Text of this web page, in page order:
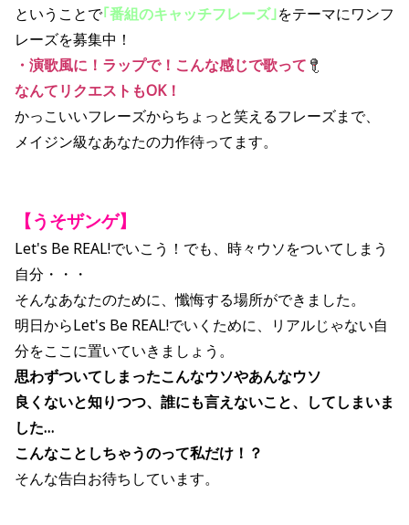
ということで｢番組のキャッチフレーズ｣をテーマにワンフ
レーズを募集中！
・演歌風に！ラップで！こんな感じで歌って
なんてリクエストもOK！
かっこいいフレーズからちょっと笑えるフレーズまで、
メイジン級なあなたの力作待ってます。
【うそザンゲ】
Let's Be REAL!でいこう！でも、時々ウソをついてしまう
自分・・・
そんなあなたのために、懺悔する場所ができました。
明日からLet's Be REAL!でいくために、リアルじゃない自
分をここに置いていきましょう。
思わずついてしまったこんなウソやあんなウソ
良くないと知りつつ、誰にも言えないこと、してしまいま
した…
こんなことしちゃうのって私だけ！？
そんな告白お待ちしています。